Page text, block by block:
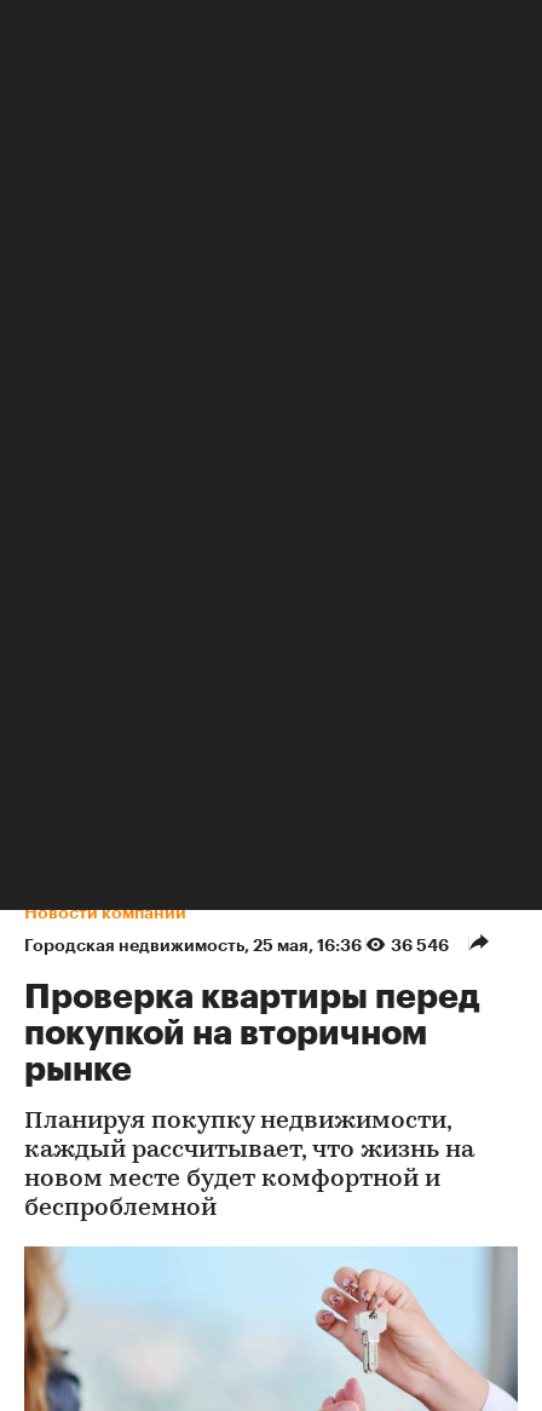
Новости компаний
Городская недвижимость⁠, 25 мая, 16:36 36 546
Проверка квартиры перед
покупкой на вторичном
рынке
Планируя покупку недвижимости,
каждый рассчитывает, что жизнь на
новом месте будет комфортной и
беспроблемной